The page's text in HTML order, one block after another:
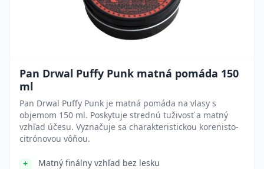
Pan Drwal Puffy Punk matná pomáda 150
ml
Pan Drwal Puffy Punk je matná pomáda na vlasy s
objemom 150 ml. Poskytuje strednú tuživosť a matný
vzhľad účesu. Vyznačuje sa charakteristickou korenisto-
citrónovou vôňou.
Matný finálny vzhľad bez lesku